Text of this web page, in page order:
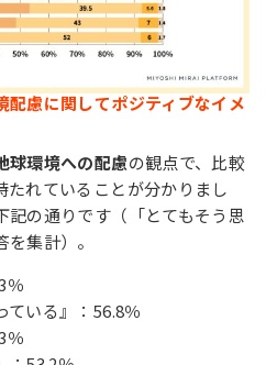
慮に関してポジティブなイメ
球環境への配慮の観点で、比較
れていることが分かりまし
記の通りです（「とてもそう思
集計）。
％
ている』：56.8％
％